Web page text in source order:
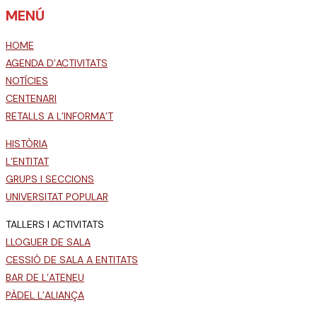
MENÚ
HOME
AGENDA D’ACTIVITATS
NOTÍCIES
CENTENARI
RETALLS A L’INFORMA’T
HISTÒRIA
L’ENTITAT
GRUPS I SECCIONS
UNIVERSITAT POPULAR
TALLERS I ACTIVITATS
LLOGUER DE SALA
CESSIÓ DE SALA A ENTITATS
BAR DE L’ATENEU
PÀDEL L’ALIANÇA